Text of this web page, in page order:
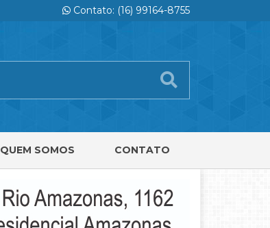
Contato: (16) 99164-8755
QUEM SOMOS CONTATO